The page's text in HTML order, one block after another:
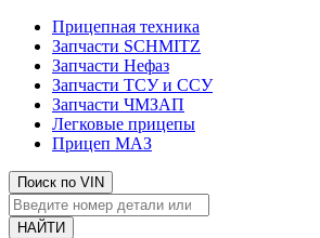
Прицепная техника
Запчасти SCHMITZ
Запчасти Нефаз
Запчасти ТСУ и ССУ
Запчасти ЧМЗАП
Легковые прицепы
Прицеп МАЗ
Поиск по VIN